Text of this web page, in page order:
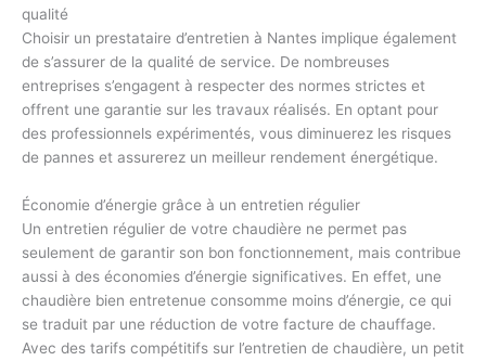
qualité
Choisir un prestataire d’entretien à Nantes implique également
de s’assurer de la qualité de service. De nombreuses
entreprises s’engagent à respecter des normes strictes et
offrent une garantie sur les travaux réalisés. En optant pour
des professionnels expérimentés, vous diminuerez les risques
de pannes et assurerez un meilleur rendement énergétique.
Économie d’énergie grâce à un entretien régulier
Un entretien régulier de votre chaudière ne permet pas
seulement de garantir son bon fonctionnement, mais contribue
aussi à des économies d’énergie significatives. En effet, une
chaudière bien entretenue consomme moins d’énergie, ce qui
se traduit par une réduction de votre facture de chauffage.
Avec des tarifs compétitifs sur l’entretien de chaudière, un petit